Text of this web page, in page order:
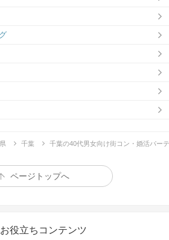
千葉 千葉の40代男女向け街コン・婚活パー
ページトップへ
役立ちコンテンツ